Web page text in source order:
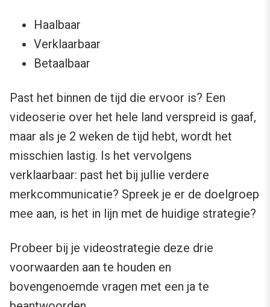
Haalbaar
Verklaarbaar
Betaalbaar
Past het binnen de tijd die ervoor is? Een
videoserie over het hele land verspreid is gaaf,
maar als je 2 weken de tijd hebt, wordt het
misschien lastig. Is het vervolgens
verklaarbaar: past het bij jullie verdere
merkcommunicatie? Spreek je er de doelgroep
mee aan, is het in lijn met de huidige strategie?
Probeer bij je videostrategie deze drie
voorwaarden aan te houden en
bovengenoemde vragen met een ja te